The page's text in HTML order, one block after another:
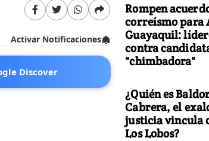
Activar Notificaciones
Discover
Rompen
correísmo para
Guayaquil:
contra
"chimbadora"
¿Quién es
Cabrera, el
justicia vincula
Los Lobos?